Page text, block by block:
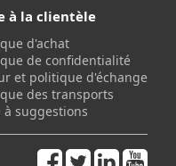
à la clientèle
d'achat
de confidentialité
et politique d'échange
des transports
à suggestions